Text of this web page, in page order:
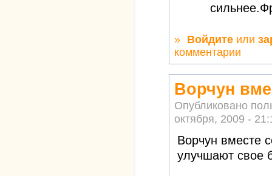
» Войдите или
комментарии
Ворчун
Опубликовано
октября, 2009 -
Ворчун вместе
улучшают свое